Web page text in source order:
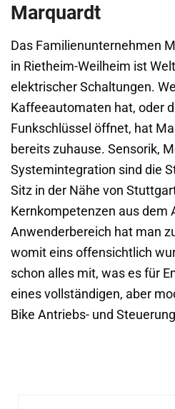
Marquardt
Das Familienunternehmen
in Rietheim-Weilheim ist
elektrischer Schaltungen.
Kaffeeautomaten hat, oder
Funkschlüssel öffnet, hat
bereits zuhause. Sensorik,
Systemintegration sind die
Sitz in der Nähe von
Kernkompetenzen aus dem
Anwenderbereich hat man
womit eins offensichtlich
schon alles mit, was es für
eines vollständigen, aber
Bike Antriebs- und